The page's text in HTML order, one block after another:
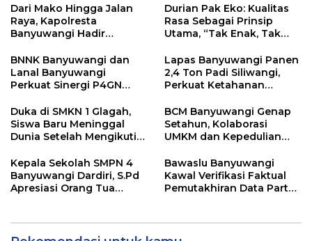
Penguatan SDM
Donor Darah
Dari Mako Hingga Jalan
Raya, Kapolresta
Banyuwangi Hadir
dan Keselamatan
Masyarakat
Durian Pak Eko: Kualitas
Rasa Sebagai Prinsip
Utama, “Tak Enak, Tak
BNNK Banyuwangi dan
Lanal Banyuwangi
Perkuat Sinergi P4GN
Lapas Banyuwangi Panen
2,4 Ton Padi Siliwangi,
Perkuat Ketahanan
Duka di SMKN 1 Glagah,
Siswa Baru Meninggal
Dunia Setelah Mengikuti
BCM Banyuwangi Genap
Setahun, Kolaborasi
UMKM dan Kepedulian
Anniversary
Kepala Sekolah SMPN 4
Banyuwangi Dardiri, S.Pd
Apresiasi Orang Tua
Depan Gerbang Sekolah
Bawaslu Banyuwangi
Kawal Verifikasi Faktual
Pemutakhiran Data Partai